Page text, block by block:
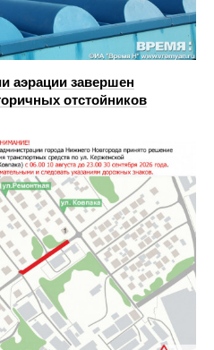
аэрации завершен
отстойников